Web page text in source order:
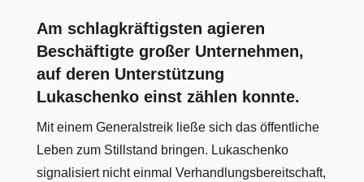
Am schlagkräftigsten agieren
Beschäftigte großer Unternehmen,
auf deren Unterstützung
Lukaschenko einst zählen konnte.
Mit einem Generalstreik ließe sich das öffentliche
Leben zum Stillstand bringen. Lukaschenko
signalisiert nicht einmal Verhandlungsbereitschaft,